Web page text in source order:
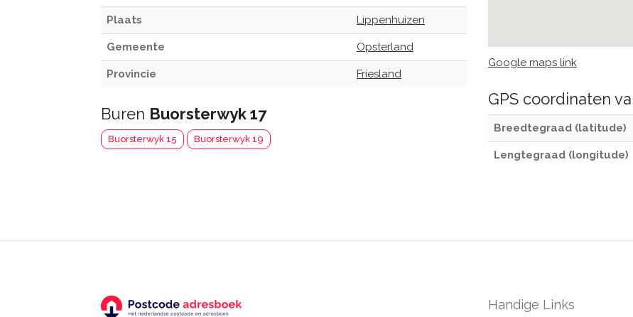
Plaats Lippenhuizen
Gemeente Opsterland
Provincie Friesland
Buren Buorsterwyk 17
Buorsterwyk 15 Buorsterwyk 19
Google maps link
GPS coordinaten
Breedtegraad (latitude)
Lengtegraad (longitude)
Handige Links